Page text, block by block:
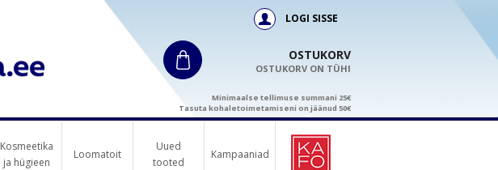
LOGI SISSE
OSTUKORV
OSTUKORV ON TÜHI
Minimaalse tellimuse summani 25€
Tasuta kohaletoimetamiseni on jäänud 50€
Kosmeetika
ja hügieen
Loomatoit
Uued
tooted
Kampaaniad